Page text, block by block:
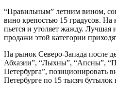
“Правильным” летним вином,
вино крепостью 15 градусов. На
пьется и утоляет жажду. Лучшая
продажи этой категории
На рынок Северо-Запада после
Абхазии”, “Лыхны”, “Апсны”,
Петербурга”, позиционировать
Петербурге по 15 тысяч